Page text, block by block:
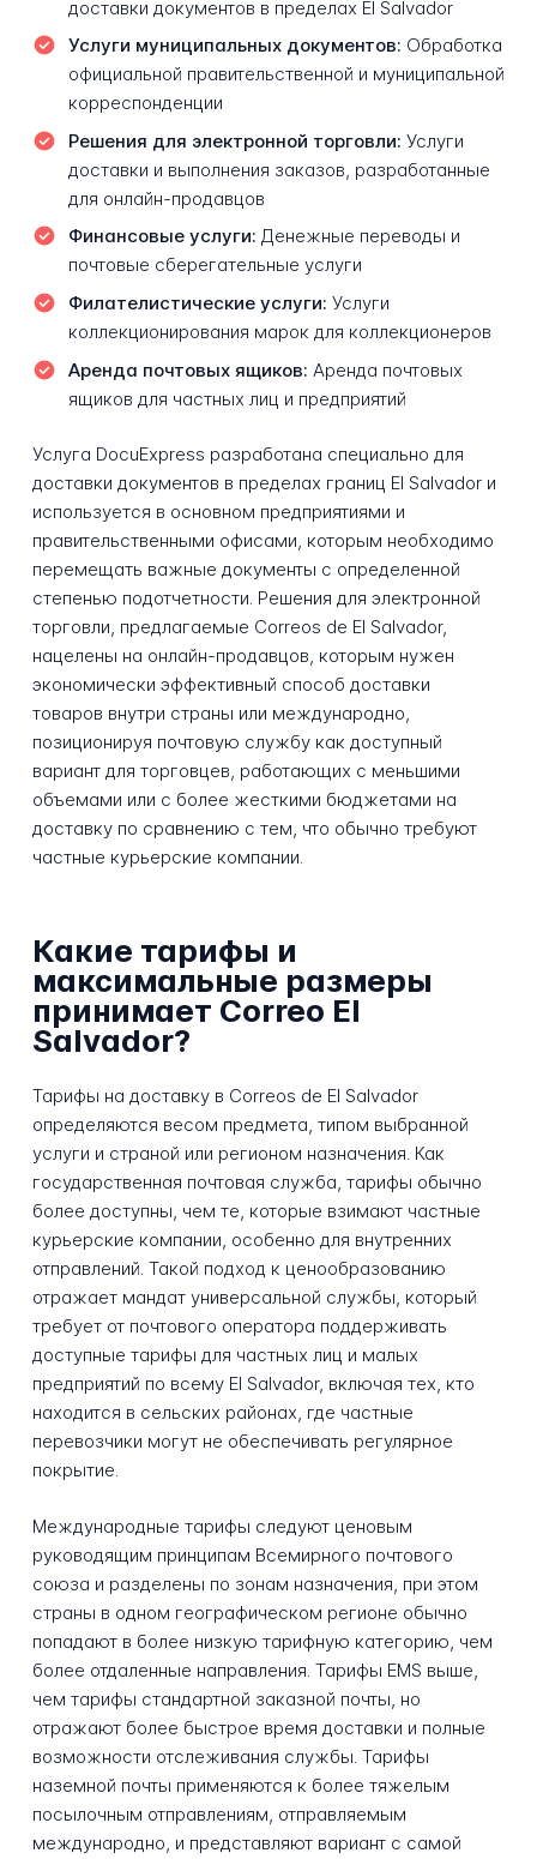
доставки документов в пределах El Salvador
Услуги муниципальных документов: Обработка
официальной правительственной и муниципальной
корреспонденции
Решения для электронной торговли: Услуги
доставки и выполнения заказов, разработанные
для онлайн-продавцов
Финансовые услуги: Денежные переводы и
почтовые сберегательные услуги
Филателистические услуги: Услуги
коллекционирования марок для коллекционеров
Аренда почтовых ящиков: Аренда почтовых
ящиков для частных лиц и предприятий
Услуга DocuExpress разработана специально для
доставки документов в пределах границ El Salvador и
используется в основном предприятиями и
правительственными офисами, которым необходимо
перемещать важные документы с определенной
степенью подотчетности. Решения для электронной
торговли, предлагаемые Correos de El Salvador,
нацелены на онлайн-продавцов, которым нужен
экономически эффективный способ доставки
товаров внутри страны или международно,
позиционируя почтовую службу как доступный
вариант для торговцев, работающих с меньшими
объемами или с более жесткими бюджетами на
доставку по сравнению с тем, что обычно требуют
частные курьерские компании.
Какие тарифы и
максимальные размеры
принимает Correo El
Salvador?
Тарифы на доставку в Correos de El Salvador
определяются весом предмета, типом выбранной
услуги и страной или регионом назначения. Как
государственная почтовая служба, тарифы обычно
более доступны, чем те, которые взимают частные
курьерские компании, особенно для внутренних
отправлений. Такой подход к ценообразованию
отражает мандат универсальной службы, который
требует от почтового оператора поддерживать
доступные тарифы для частных лиц и малых
предприятий по всему El Salvador, включая тех, кто
находится в сельских районах, где частные
перевозчики могут не обеспечивать регулярное
покрытие.
Международные тарифы следуют ценовым
руководящим принципам Всемирного почтового
союза и разделены по зонам назначения, при этом
страны в одном географическом регионе обычно
попадают в более низкую тарифную категорию, чем
более отдаленные направления. Тарифы EMS выше,
чем тарифы стандартной заказной почты, но
отражают более быстрое время доставки и полные
возможности отслеживания службы. Тарифы
наземной почты применяются к более тяжелым
посылочным отправлениям, отправляемым
международно, и представляют вариант с самой